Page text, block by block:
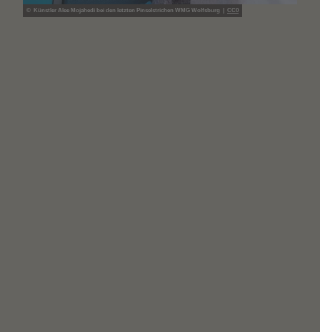
© Künstler Alee Mojahedi bei den letzten Pinselstrichen WMG Wolfsburg | CC0